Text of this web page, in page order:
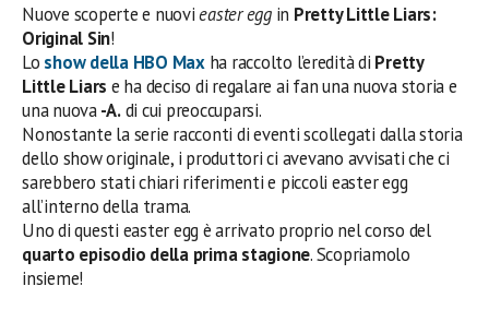
Nuove scoperte e nuovieaster eggin Pretty Little Liars:
Original Sin!
Lo show della HBO Maxha raccolto l’eredità di Pretty
Little Liars e ha deciso di regalare ai fan una nuova storia e
una nuova-A.di cui preoccuparsi.
Nonostante la serie racconti di eventi scollegati dalla storia
dello show originale, i produttori ci avevano avvisati che ci
sarebbero stati chiari riferimenti e piccoli easter egg
all’interno della trama.
Uno di questi easter egg è arrivato proprio nel corso del
quarto episodio della prima stagione. Scopriamolo
insieme!